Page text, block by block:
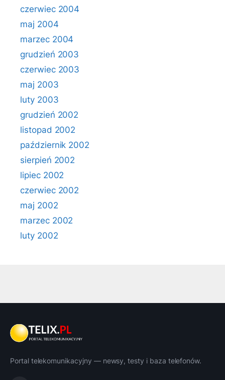
czerwiec 2004
maj 2004
marzec 2004
grudzień 2003
czerwiec 2003
maj 2003
luty 2003
grudzień 2002
listopad 2002
październik 2002
sierpień 2002
lipiec 2002
czerwiec 2002
maj 2002
marzec 2002
luty 2002
Portal telekomunikacyjny — newsy, testy i baza telefonów.